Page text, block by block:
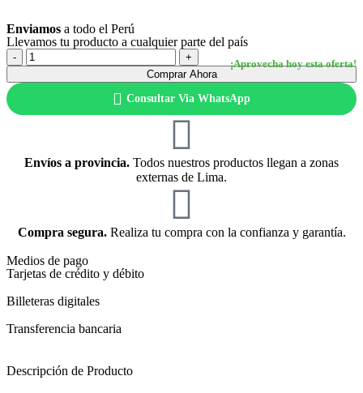
Enviamos a todo el Perú
Llevamos tu producto a cualquier parte del país
Comprar Ahora
Consultar Via WhatsApp
Envíos a provincia. Todos nuestros productos llegan a zonas
externas de Lima.
Compra segura.Realiza tu compra con la confianza y garantía.
Medios de pago
Tarjetas de crédito y débito
Billeteras digitales
Transferencia bancaria
Descripción de Producto